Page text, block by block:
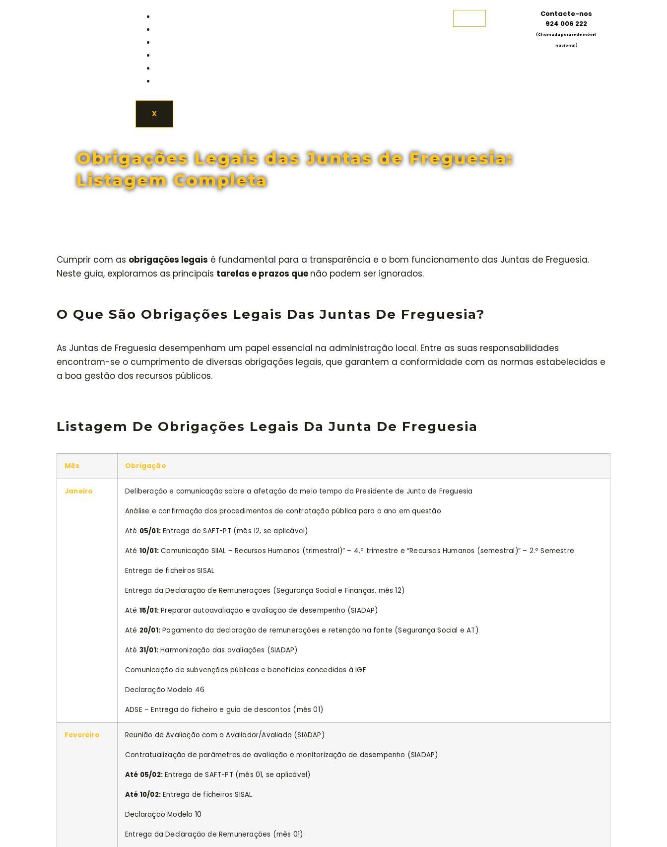
X
Contacte-nos
924 006 222
(Chamada para rede móvel
nacional)
Obrigações Legais das Juntas de Freguesia:
Listagem Completa
Cumprir com as obrigações legais é fundamental para a transparência e o bom funcionamento das Juntas de Freguesia.
Neste guia, exploramos as principais tarefas e prazos que não podem ser ignorados.
O Que São Obrigações Legais Das Juntas De Freguesia?
As Juntas de Freguesia desempenham um papel essencial na administração local. Entre as suas responsabilidades
encontram-se o cumprimento de diversas obrigações legais, que garantem a conformidade com as normas estabelecidas e
a boa gestão dos recursos públicos.
Listagem De Obrigações Legais Da Junta De Freguesia
Mês Obrigação
Janeiro Deliberação e comunicação sobre a afetação do meio tempo do Presidente de Junta de Freguesia
Análise e confirmação dos procedimentos de contratação pública para o ano em questão
Até 05/01:Entrega de SAFT-PT (mês 12, se aplicável)
Até 10/01:Comunicação SIIAL – Recursos Humanos (trimestral)” – 4.º trimestre e “Recursos Humanos (semestral)” – 2.º Semestre
Entrega de ficheiros SISAL
Entrega da Declaração de Remunerações (Segurança Social e Finanças, mês 12)
Até 15/01:Preparar autoavaliação e avaliação de desempenho (SIADAP)
Até 20/01:Pagamento da declaração de remunerações e retenção na fonte (Segurança Social e AT)
Até 31/01:Harmonização das avaliações (SIADAP)
Comunicação de subvenções públicas e benefícios concedidos à IGF
Declaração Modelo 46
ADSE – Entrega do ficheiro e guia de descontos (mês 01)
Fevereiro Reunião de Avaliação com o Avaliador/Avaliado (SIADAP)
Contratualização de parâmetros de avaliação e monitorização de desempenho (SIADAP)
Até 05/02: Entrega de SAFT-PT (mês 01, se aplicável)
Até 10/02: Entrega de ficheiros SISAL
Declaração Modelo 10
Entrega da Declaração de Remunerações (mês 01)